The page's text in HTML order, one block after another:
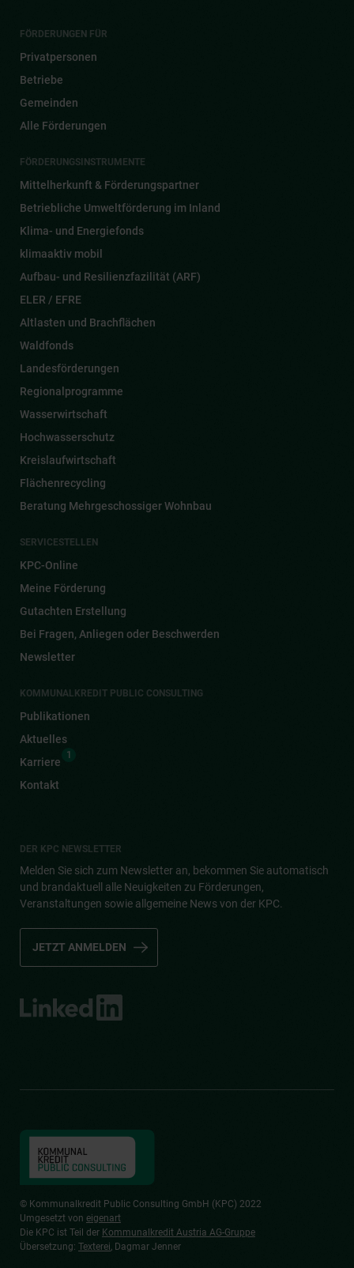
FÖRDERUNGEN FÜR
Privatpersonen
Betriebe
Gemeinden
Alle Förderungen
FÖRDERUNGSINSTRUMENTE
Mittelherkunft & Förderungspartner
Betriebliche Umweltförderung im Inland
Klima- und Energiefonds
klimaaktiv mobil
Aufbau- und Resilienzfazilität (ARF)
ELER / EFRE
Altlasten und Brachflächen
Waldfonds
Landesförderungen
Regionalprogramme
Wasserwirtschaft
Hochwasserschutz
Kreislaufwirtschaft
Flächenrecycling
Beratung Mehrgeschossiger Wohnbau
SERVICESTELLEN
KPC-Online
Meine Förderung
Gutachten Erstellung
Bei Fragen, Anliegen oder Beschwerden
Newsletter
KOMMUNALKREDIT PUBLIC CONSULTING
Publikationen
Aktuelles
Karriere
1
Kontakt
DER KPC NEWSLETTER
Melden Sie sich zum Newsletter an, bekommen Sie automatisch
und brandaktuell alle Neuigkeiten zu Förderungen,
Veranstaltungen sowie allgemeine News von der KPC.
JETZT ANMELDEN
© Kommunalkredit Public Consulting GmbH (KPC) 2022
Umgesetzt von eigenart
Die KPC ist Teil der Kommunalkredit Austria AG-Gruppe
Übersetzung: Texterei, Dagmar Jenner